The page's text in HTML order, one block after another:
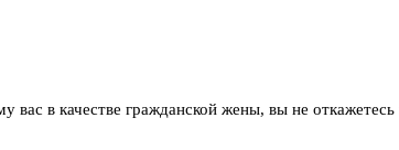
в качестве гражданской жены, вы не